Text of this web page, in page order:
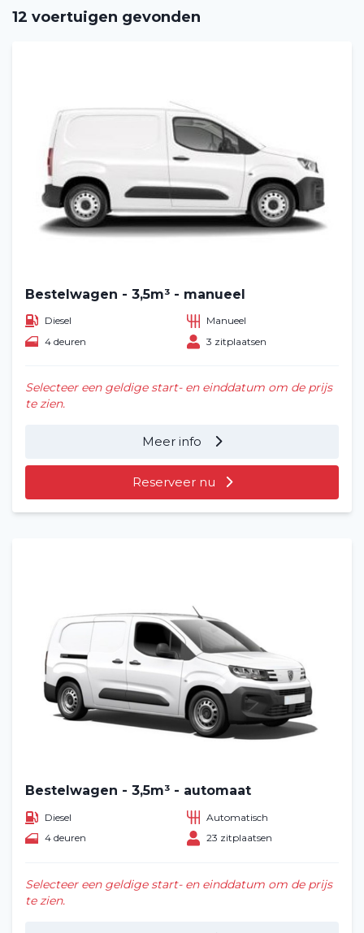
12 voertuigen gevonden
Bestelwagen - 3,5m³ - manueel
Diesel
Manueel
4 deuren
3 zitplaatsen
Selecteer een geldige start- en einddatum om de prijs
te zien.
Meer info
Reserveer nu
Bestelwagen - 3,5m³ - automaat
Diesel
Automatisch
4 deuren
23 zitplaatsen
Selecteer een geldige start- en einddatum om de prijs
te zien.